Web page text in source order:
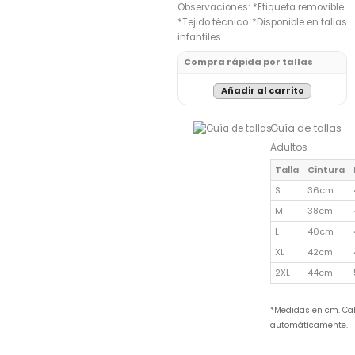
Observaciones: *Etiqueta removible.
*Tejido técnico. *Disponible en tallas
infantiles.
Compra rápida por tallas
Añadir al carrito
Guía de tallas
Adultos
Talla Cintura
S
36cm
M
38cm
L
40cm
XL
42cm
2XL
44cm
*Medidas en cm.
automáticamente.